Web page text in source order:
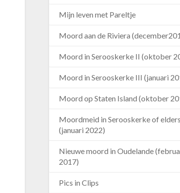
Mijn leven met Pareltje
Moord aan de Riviera
Moord in Serooskerke II (oktober
Moord in Serooskerke III (januari
Moord op Staten Island (oktober
Moordmeid in Serooskerke of elders
(januari 2022)
Nieuwe moord in Oudelande
2017)
Pics in Clips